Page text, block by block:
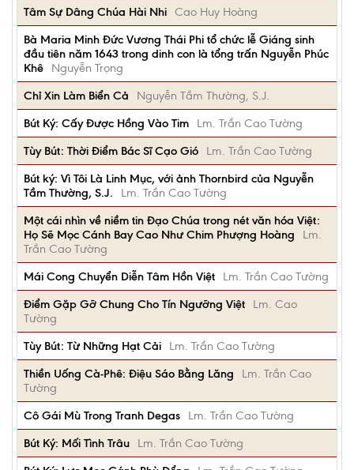
Tâm Sự Dâng Chúa Hài Nhi Cao Huy Hoàng
Bà Maria Minh Đức Vương Thái Phi tổ chức lễ Giáng sinh
đầu tiên năm 1643 trong dinh con là tổng trấn Nguyễn Phúc
Khê
Nguyễn Trọng
Chỉ Xin Làm Biển Cả
Nguyễn Tầm Thường, S.J.
Bút Ký: Cấy Được Hồng Vào Tim
Lm. Trần Cao Tường
Tùy Bút: Thời Điểm Bác Sĩ Cạo Gió
Lm. Trần Cao Tường
Bút ký: Vì Tôi Là Linh Mục, với ảnh Thornbird của Nguyễn
Tầm Thường, S.J.
Lm. Trần Cao Tường
Một cái nhìn về niềm tin Đạo Chúa trong nét văn hóa Việt:
Họ Sẽ Mọc Cánh Bay Cao Như Chim Phượng Hoàng
Lm.
Trần Cao Tường
Mái Cong Chuyển Diễn Tâm Hồn Việt
Lm. Trần Cao Tường
Điểm Gặp Gỡ Chung Cho Tín Ngưỡng Việt
Lm. Cao
Tường
Tùy Bút: Từ Những Hạt Cải
Lm. Trần Cao Tường
Thiền Uống Cà-Phê: Điệu Sáo Bằng Lăng
Lm. Trần Cao
Tường
Cô Gái Mù Trong Tranh Degas
Lm. Trần Cao Tường
Bút Ký: Mối Tình Trâu
Lm. Trần Cao Tường